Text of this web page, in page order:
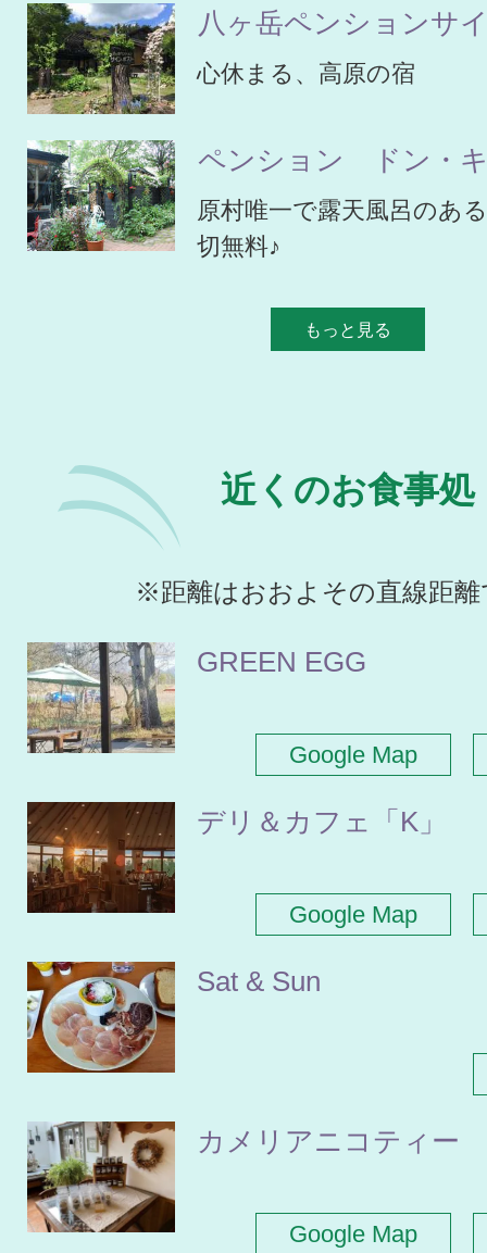
八ヶ岳ペンションサ
心休まる、高原の宿
ペンション ドン・
原村唯一で露天風呂のあ
切無料♪
もっと見る
近くのお食事処
※距離はおおよその直線距離
GREEN EGG
Google Map
デリ＆カフェ「K」
Google Map
Sat & Sun
カメリアニコティー
Google Map